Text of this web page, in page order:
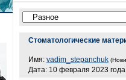
Стоматологические
Имя: vadim_stepanchuk
Дата: 10 февраля 2023